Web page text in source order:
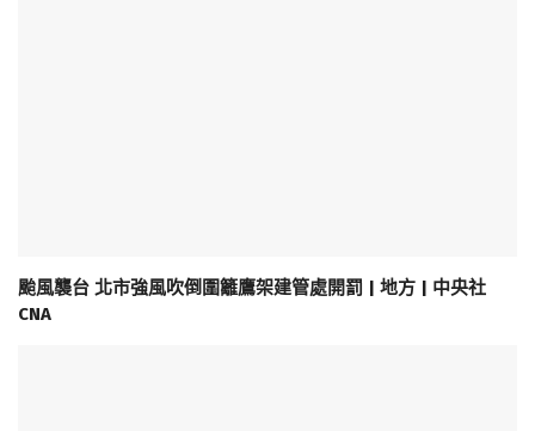
颱風襲台 北市強風吹倒圍籬鷹架建管處開罰 | 地方 | 中央社
CNA